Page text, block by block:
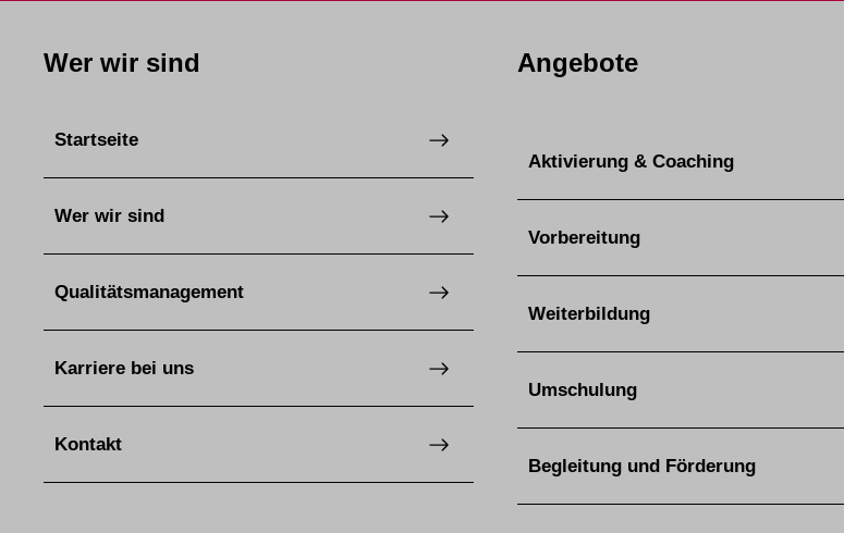
Wer wir sind
Startseite
Wer wir sind
Qualitätsmanagement
Karriere bei uns
Kontakt
Angebote
Aktivierung & Coaching
Vorbereitung
Weiterbildung
Umschulung
Begleitung und Förderung